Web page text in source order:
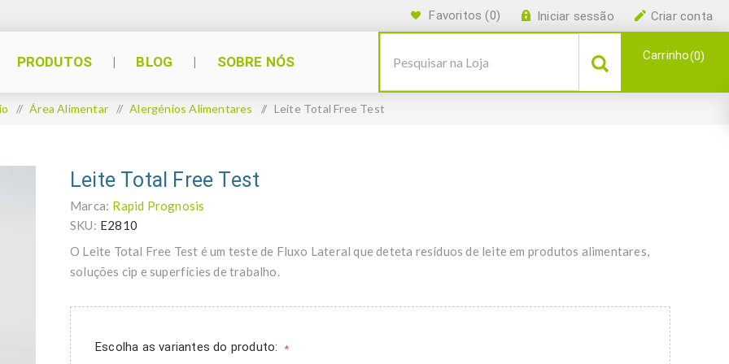
Criar conta
Iniciar sessão
Favoritos (0)
PRODUTOS BLOG SOBRE NÓS Carrinho 0
/ Área Alimentar / Alergénios Alimentares / Leite Total Free Test
Leite Total Free Test
Marca: Rapid Prognosis
SKU: E2810
O Leite Total Free Test é um teste de Fluxo Lateral que deteta resíduos de leite em produtos alimentares,
soluções cip e superfícies de trabalho.
Escolha as variantes do produto: *